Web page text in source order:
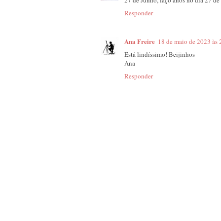
Responder
Ana Freire 18 de maio de 2023 às
Está lindíssimo! Beijinhos
Ana
Responder